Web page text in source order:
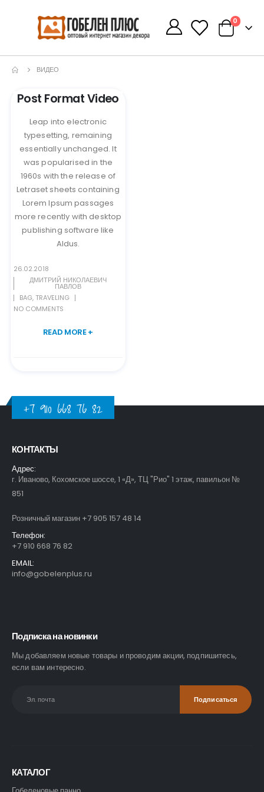
0 0
ВИДЕО
Post Format Video
Leap into electronic
typesetting, remaining
essentially unchanged. It
was popularised in the
1960s with the release of
Letraset sheets containing
Lorem Ipsum passages
more recently with desktop
publishing software like
Aldus.
26.02.2018
ДМИТРИЙ НИКОЛАЕВИЧ
ПАВЛОВ
BAG, TRAVELING
NO COMMENTS
READ MORE +
+7 910 668 76 82
КОНТАКТЫ
Адрес:
г. Иваново, Кохомское шоссе, 1 «Д», ТЦ "Рио" 1 этаж, павильон №
851
Розничный магазин +7 905 157 48 14
Телефон:
+7 910 668 76 82
EMAIL:
info@gobelenplus.ru
Подписка на новинки
Мы добавляем новые товары и проводим акции, подпишитесь,
если вам интересно.
КАТАЛОГ